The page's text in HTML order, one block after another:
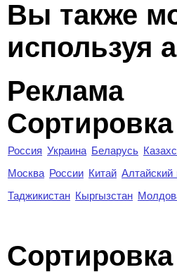
Вы также
используя
Реклама
Россия Украина Беларусь
Москва России Китай Алтайский
Таджикистан Кыргызстан